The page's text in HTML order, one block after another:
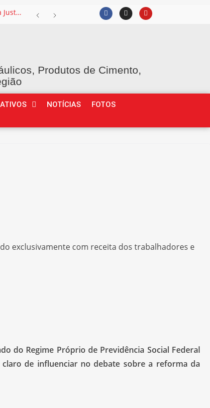
Intervalo intrajornada permanece entre os Temas mais recorrentes na Justiça do Trabalho e exige atenção das empresas
Produtos de Cimento,
NOTÍCIAS
FOTOS
do Regime Próprio de Previdência Social Federal
claro de influenciar no debate sobre a reforma da